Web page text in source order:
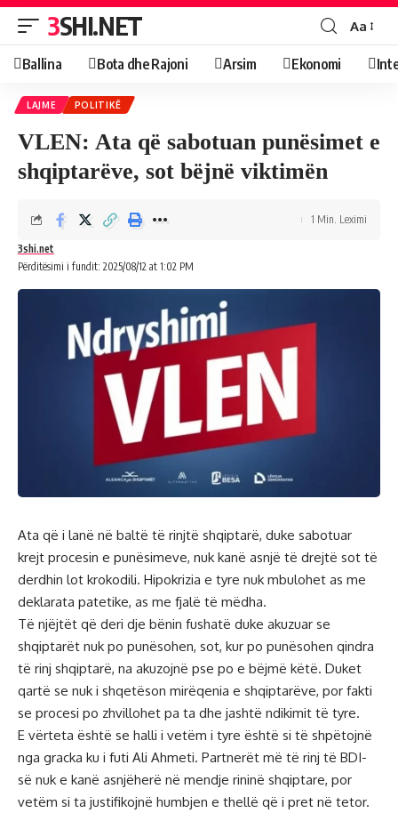
3SHI.NET Aa
Ballina Bota dhe Rajoni Arsim Ekonomi
LAJME POLITIKË
VLEN: Ata që sabotuan punësimet e
shqiptarëve, sot bëjnë viktimën
Përditësimi i fundit: 2025/08/12 at 1:02 PM
3shi.net
1 Min. Leximi
Ata që i lanë në baltë të rinjtë shqiptarë, duke sabotuar
krejt procesin e punësimeve, nuk kanë asnjë të drejtë sot të
derdhin lot krokodili. Hipokrizia e tyre nuk mbulohet as me
deklarata patetike, as me fjalë të mëdha.
Të njëjtët që deri dje bënin fushatë duke akuzuar se
shqiptarët nuk po punësohen, sot, kur po punësohen qindra
të rinj shqiptarë, na akuzojnë pse po e bëjmë këtë. Duket
qartë se nuk i shqetëson mirëqenia e shqiptarëve, por fakti
se procesi po zhvillohet pa ta dhe jashtë ndikimit të tyre.
E vërteta është se halli i vetëm i tyre është si të shpëtojnë
nga gracka ku i futi Ali Ahmeti. Partnerët më të rinj të BDI-
së nuk e kanë asnjëherë në mendje rininë shqiptare, por
vetëm si ta justifikojnë humbjen e thellë që i pret në tetor.